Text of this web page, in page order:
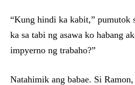
“Kung hindi ka kabit,” pumutok
ka sa tabi ng asawa ko habang
impyerno ng trabaho?”
Natahimik ang babae. Si Ramon,